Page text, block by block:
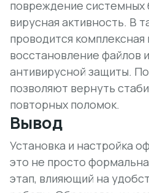
повреждение системных
вирусная активность. В
проводится
восстановление файлов
антивирусной защиты.
позволяют вернуть
повторных поломок.
Вывод
Установка и настройка
это не просто
этап, влияющий на